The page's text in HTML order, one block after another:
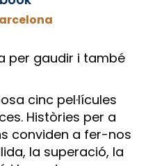
per gaudir i també
cinc pel·lícules
Històries per a
conviden a fer-nos
la superació, la